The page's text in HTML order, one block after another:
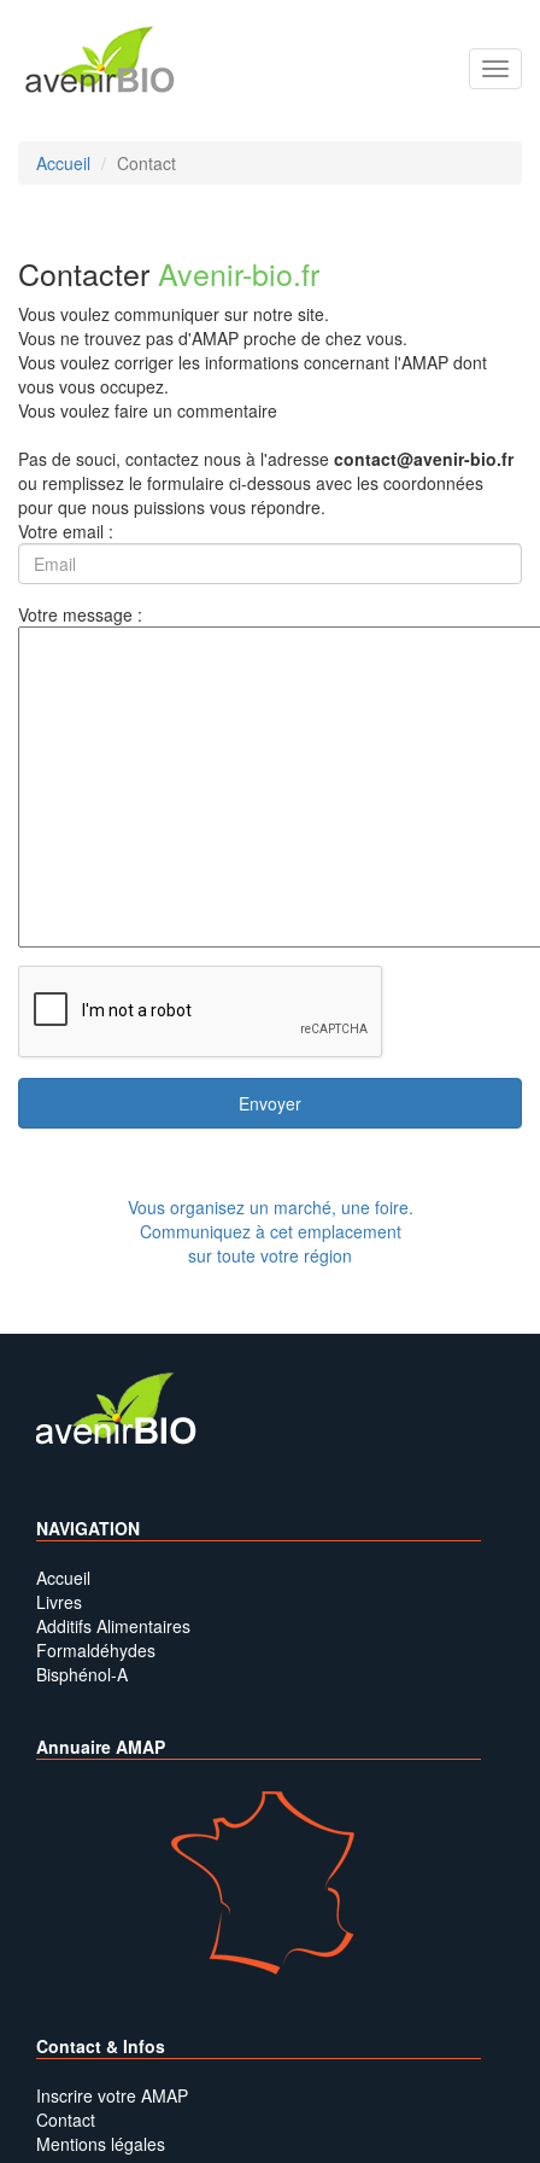
Accueil Contact
Contacter Avenir-bio.fr
Vous voulez communiquer sur notre site.
Vous ne trouvez pas d'AMAP proche de chez vous.
Vous voulez corriger les informations concernant l'AMAP dont
vous vous occupez.
Vous voulez faire un commentaire
Pas de souci, contactez nous à l'adresse contact@avenir-bio.fr
ou remplissez le formulaire ci-dessous avec les coordonnées
pour que nous puissions vous répondre.
Votre email :
Votre message :
Envoyer
Vous organisez un marché, une foire.
Communiquez à cet emplacement
sur toute votre région
NAVIGATION
Accueil
Livres
Additifs Alimentaires
Formaldéhydes
Bisphénol-A
Annuaire AMAP
Contact & Infos
Inscrire votre AMAP
Contact
Mentions légales